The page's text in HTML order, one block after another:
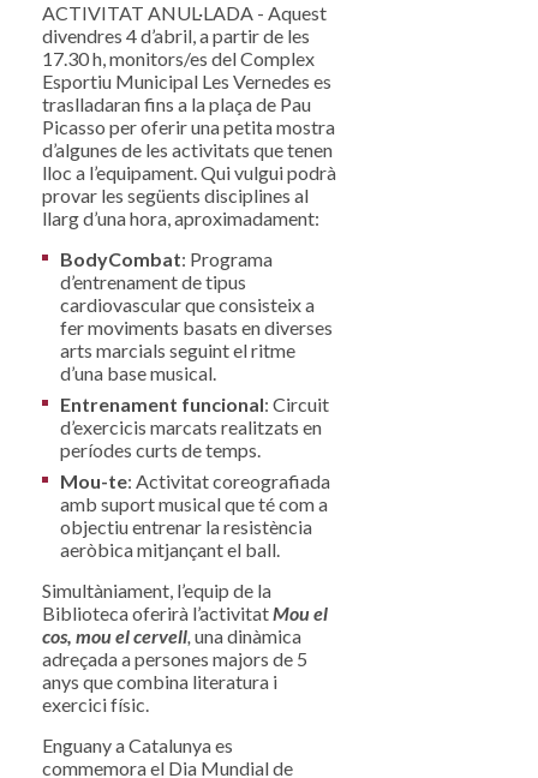
ACTIVITAT ANUL·LADA - Aquest
divendres 4 d’abril, a partir de les
17.30 h, monitors/es del Complex
Esportiu Municipal Les Vernedes es
traslladaran fins a la plaça de Pau
Picasso per oferir una petita mostra
d’algunes de les activitats que tenen
lloc a l’equipament. Qui vulgui podrà
provar les següents disciplines al
llarg d’una hora, aproximadament:
BodyCombat: Programa
d’entrenament de tipus
cardiovascular que consisteix a
fer moviments basats en diverses
arts marcials seguint el ritme
d’una base musical.
Entrenament funcional: Circuit
d’exercicis marcats realitzats en
períodes curts de temps.
Mou-te: Activitat coreografiada
amb suport musical que té com a
objectiu entrenar la resistència
aeròbica mitjançant el ball.
Simultàniament, l’equip de la
Biblioteca oferirà l’activitatMou el
cos, mou el cervell, una dinàmica
adreçada a persones majors de 5
anys que combina literatura i
exercici físic.
Enguany a Catalunya es
commemora el Dia Mundial de